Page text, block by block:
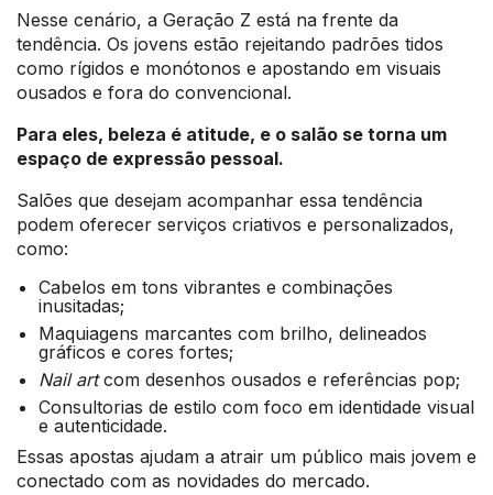
Nesse cenário, a Geração Z está na frente da
tendência. Os jovens estão rejeitando padrões tidos
como rígidos e monótonos e apostando em visuais
ousados e fora do convencional.
Para eles, beleza é atitude, e o salão se torna um
espaço de expressão pessoal.
Salões que desejam acompanhar essa tendência
podem oferecer serviços criativos e personalizados,
como:
Cabelos em tons vibrantes e combinações
inusitadas;
Maquiagens marcantes com brilho, delineados
gráficos e cores fortes;
Nail artcom desenhos ousados e referências pop;
Consultorias de estilo com foco em identidade visual
e autenticidade.
Essas apostas ajudam a atrair um público mais jovem e
conectado com as novidades do mercado.